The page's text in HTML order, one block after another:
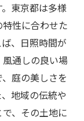
東京都は多様
性に合わせた
、日照時間が
通しの良い場
庭の美しさを
地域の伝統や
、その土地に